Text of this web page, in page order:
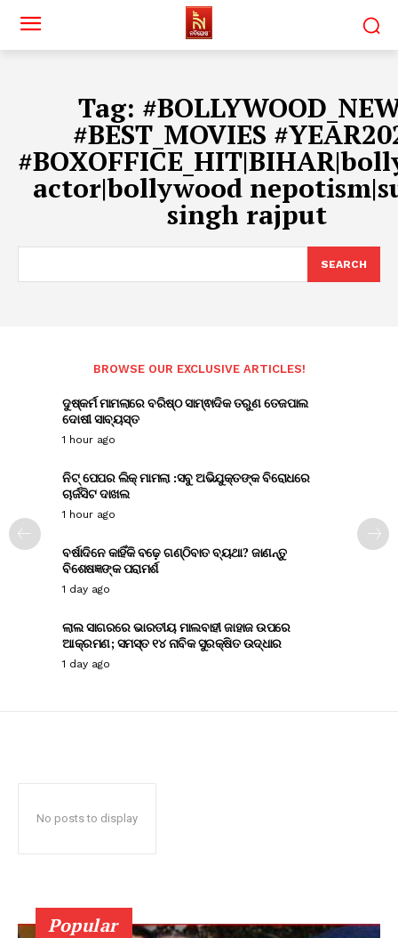
Tag:
#BEST_MOVIES
actor|bollywood
singh rajput
SEARCH
BROWSE OUR EXCLUSIVE ARTICLES!
ଦୁଷ୍କର୍ମ ମାମଲାରେ ବରିଷ୍ଠ ସାମ୍ଵାଦିକ ତରୁଣ ତେଜପାଲ
ଦୋଷୀ ସାବ୍ୟସ୍ତ
1 hour ago
ନିଟ୍ ପେପର ଲିକ୍ ମାମଲା :ସବୁ ଅଭିଯୁକ୍ତଙ୍କ ବିରୋଧରେ
ଚାର୍ଜସିଟ ଦାଖଲ
1 hour ago
ବର୍ଷାଦିନେ କାହିଁକି ବଢ଼େ ଗଣ୍ଠିବାତ ବ୍ୟଥା? ଜାଣନ୍ତୁ
ବିଶେଷଜ୍ଞଙ୍କ ପରାମର୍ଶ
1 day ago
ଲାଲ ସାଗରରେ ଭାରତୀୟ ମାଲବାହୀ ଜାହାଜ ଉପରେ
ଆକ୍ରମଣ; ସମସ୍ତ ୧୪ ନାବିକ ସୁରକ୍ଷିତ ଉଦ୍ଧାର
1 day ago
No posts to display
Popular